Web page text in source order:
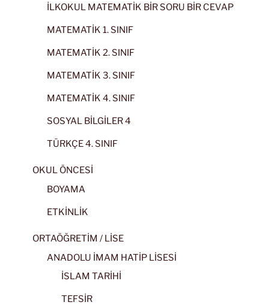
İLKOKUL MATEMATİK BİR SORU BİR CEVAP
MATEMATİK 1. SINIF
MATEMATİK 2. SINIF
MATEMATİK 3. SINIF
MATEMATİK 4. SINIF
SOSYAL BİLGİLER 4
TÜRKÇE 4. SINIF
OKUL ÖNCESİ
BOYAMA
ETKİNLİK
ORTAÖĞRETİM / LİSE
ANADOLU İMAM HATİP LİSESİ
İSLAM TARİHİ
TEFSİR